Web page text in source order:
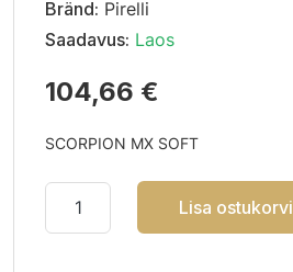
Bränd: Pirelli
Saadavus: Laos
104,66 €
SCORPION MX SOFT
Lisa ostukorvi